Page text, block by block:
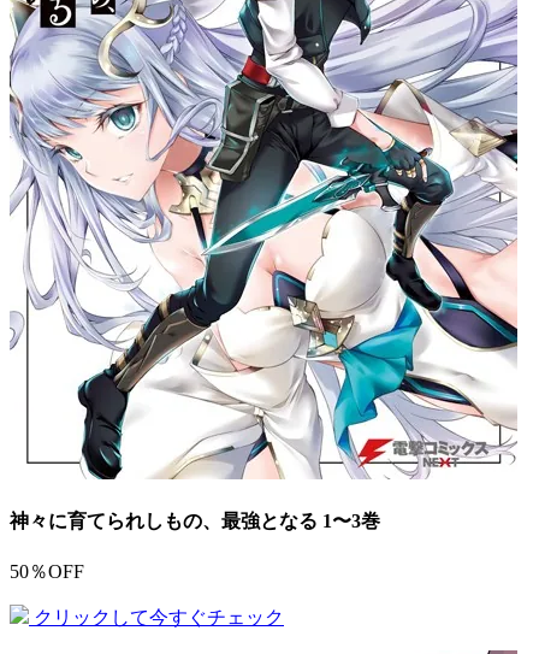
神々に育てられしもの、最強となる 1〜3巻
50％OFF
クリックして今すぐチェック